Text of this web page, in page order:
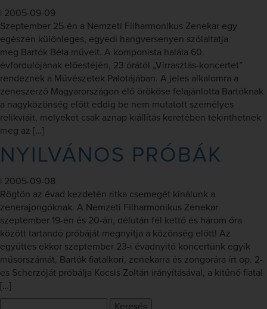
2005-09-09
Szeptember 25-én a Nemzeti Filharmonikus Zenekar egy
egészen különleges, egyedi hangversenyen szólaltatja
meg Bartók Béla műveit. A komponista halála 60.
évfordulójának előestéjén, 23 órától „Virrasztás-koncertet”
rendeznek a Művészetek Palotájában. A jeles alkalomra a
zeneszerző Magyarországon élő örököse felajánlotta Bartóknak
a nagyközönség előtt eddig be nem mutatott személyes
relikviáit, melyeket csak aznap kiállítás keretében tekinthetnek
meg az […]
NYILVÁNOS PRÓBÁK
2005-09-08
Rögtön az évad kezdetén ritka csemegét kínálunk a
zenerajongóknak. A Nemzeti Filharmonikus Zenekar
szeptember 19-én és 20-án, délután fél kettő és három óra
között tartandó próbáját megnyitja a közönség előtt! Az
együttes ekkor szeptember 23-i évadnyitó koncertünk egyik
műsorszámát, Bartók fiatalkori, zenekarra és zongorára írt op. 2-
es Scherzóját próbálja Kocsis Zoltán irányításával, a kitűnő fiatal
[…]